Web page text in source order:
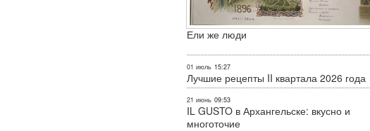
Ели же люди
01 июль 15:27
Лучшие рецепты II квартала 2026 года
21 июнь 09:53
IL GUSTO в Архангельске: вкусно и
многоточие